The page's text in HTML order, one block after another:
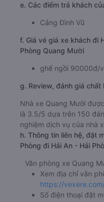
e. Các điểm trả khách
Cảng Đình Vũ
f. Giá vé giá xe khách đi
Phòng Quang Mười
ghế ngồi 90000đ/
g. Review, đánh giá
Nhà xe Quang Mười
là 3.5/5 dựa trên 150
nghiệm dịch vụ của nhà
h. Thông tin liên hệ, đặt
Phòng đi Hải An - Hải
Văn phòng xe Quang
Xem địa chỉ văn
https://
Số điện thoại đặt